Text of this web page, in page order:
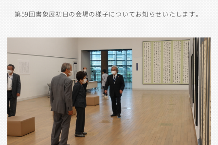
第59回書象展初日の会場の様子についてお知らせいたします。